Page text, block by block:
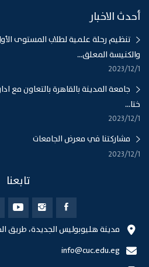
أحدث الاخبار
تنظيم رحلة علمية لطلاب المستوى
والكنيسة المعلق...
1‏‏/12‏‏/2023
جامعة المدينة بالقاهرة بالتعاون مع
ختا...
1‏‏/12‏‏/2023
مشاركتنا في معرض الجامعات
1‏‏/12‏‏/2023
تابعنا
مدينة هليوبوليس الجديدة، طريق
info@cuc.edu.eg